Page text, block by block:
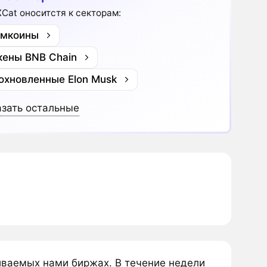
оноситстя к секторам:
BNB Chain
Elon Musk
остальные
нами биржах. В течение недели